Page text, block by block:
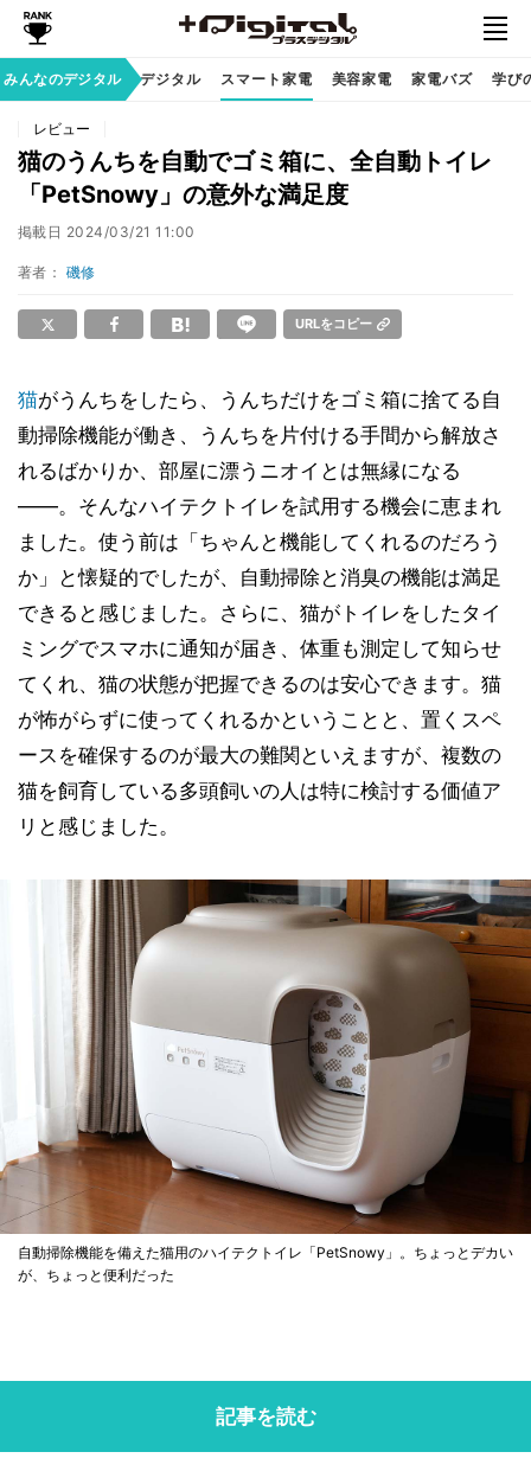
みんなのデジタル家族のデジタル スマート家電 美容家電 家電バズ 学び
レビュー
猫のうんちを自動でゴミ箱に、全自動トイレ
「PetSnowy」の意外な満足度
掲載日 2024/03/21 11:00
著者： 磯修
URLをコピー
猫がうんちをしたら、うんちだけをゴミ箱に捨てる自
動掃除機能が働き、うんちを片付ける手間から解放さ
れるばかりか、部屋に漂うニオイとは無縁になる
――。そんなハイテクトイレを試用する機会に恵まれ
ました。使う前は「ちゃんと機能してくれるのだろう
か」と懐疑的でしたが、自動掃除と消臭の機能は満足
できると感じました。さらに、猫がトイレをしたタイ
ミングでスマホに通知が届き、体重も測定して知らせ
てくれ、猫の状態が把握できるのは安心できます。猫
が怖がらずに使ってくれるかということと、置くスペ
ースを確保するのが最大の難関といえますが、複数の
猫を飼育している多頭飼いの人は特に検討する価値ア
リと感じました。
自動掃除機能を備えた猫用のハイテクトイレ「PetSnowy」。ちょっとデカい
が、ちょっと便利だった
記事を読む